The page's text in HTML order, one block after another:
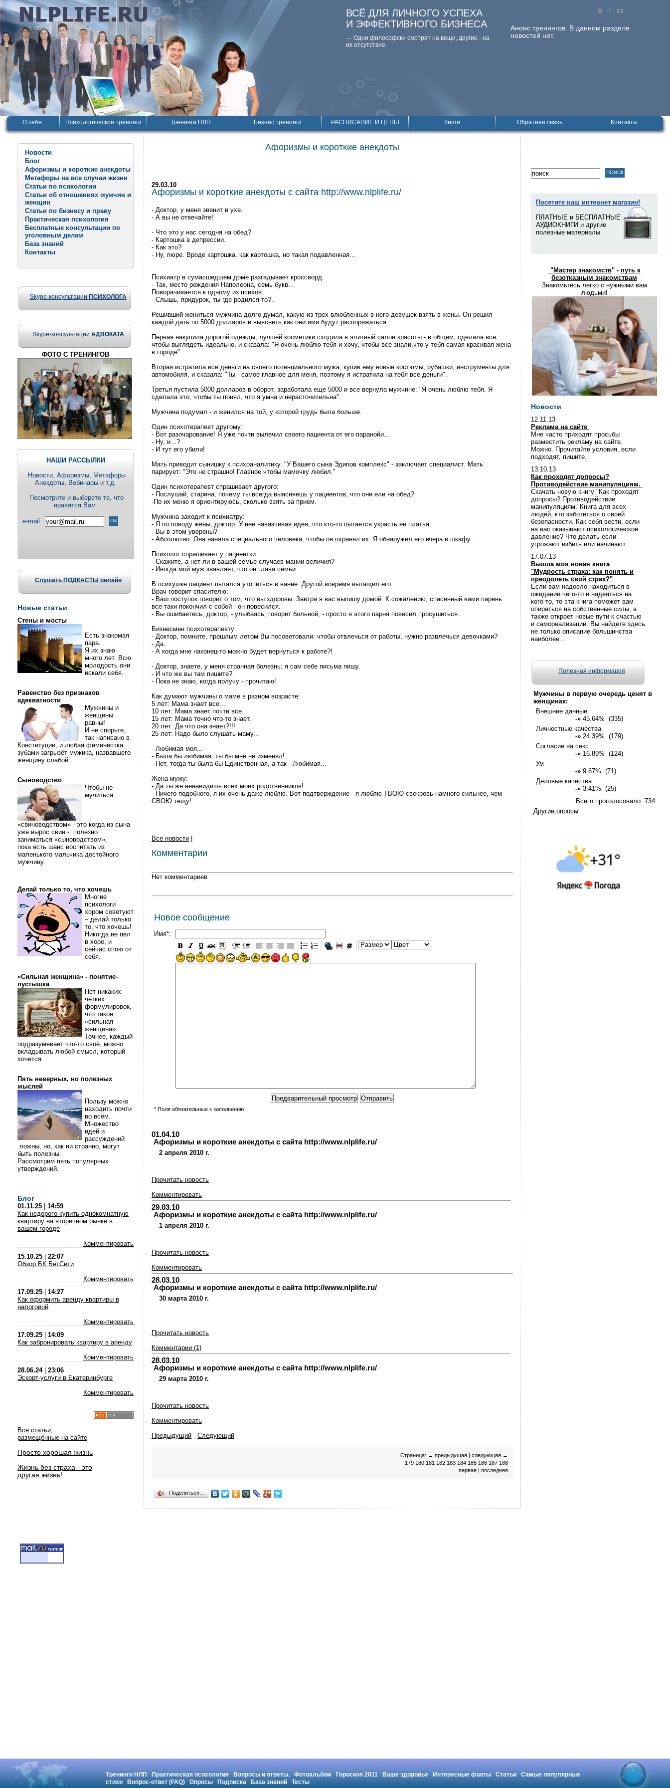
Анонс тренингов: В данном разделе
новостей нет.
ВСЁ ДЛЯ ЛИЧНОГО УСПЕХА
И ЭФФЕКТИВНОГО БИЗНЕСА
— Одни философски смотpят на вещи, дpугие - на
их отсутствие.
О себе Психологические тренинги Тренинги НЛП Бизнес тренинги РАСПИСАНИЕ И ЦЕНЫ Книги Обратная связь Контакты
Новости
Блог
Афоризмы и короткие анекдоты
Метафоры на все случаи жизни
Статьи по психологии
Статьи об отношениях мужчин и
женщин
Статьи по бизнесу и праву
Практическая психология
Бесплатные консультации по
уголовным делам
База знаний
Контакты
Skype-консультации ПСИХОЛОГА
Skype-консультации АДВОКАТА
ФОТО С ТРЕНИНГОВ
НАШИ РАССЫЛКИ
Новости, Aфоризмы, Метафоры
Анекдоты, Вебинары и т.д.
Посмотрите и выберете те, что
нравятся Вам.
e-mail
Слушать ПОДКАСТЫ онлайн
Новые статьи
Стены и мосты
Есть знакомая
пара.
Я их знаю
много лет. Всю
молодость они
искали себя.
Равенство без признаков
адекватности
Мужчины и
женщины
равны!
И не спорьте,
так написано в
Конституции, и любая феминистка
зубами загрызёт мужика, назвавшего
женщину слабой.
Сыноводство
Чтобы не
мучиться
«свиноводством» - это когда из сына
уже вырос свин - полезно
заниматься «сыноводством»,
пока есть шанс воспитать из
маленького мальчика достойного
мужчину.
Делай только то, что хочешь
Многие
психологи
хором советуют
– делай только
то, что хочешь!
Никогда не пел
в хоре, и
сейчас спою от
себя.
«Сильная женщина» - понятие-
пустышка
Нет никаких
чётких
формулировок,
что такое
«сильная
женщина».
Точнее, каждый
подразумевает что-то своё, можно
вкладывать любой смысл, который
хочется.
Пять неверных, но полезных
мыслей
Пользу можно
находить почти
во всём.
Множество
идей и
рассуждений
ложны, но, как ни странно, могут
быть полезны.
Рассмотрим пять популярных
утверждений.
Блог
01.11.25
14:59
Как недорого купить однокомнатную
квартиру на вторичном рынке в
вашем городе
Комментировать
15.10.25
22:07
Обзор БК БетСити
Комментировать
17.09.25
14:27
Как оформить аренду квартиры в
налоговой
Комментировать
17.09.25
14:09
Как забронировать квартиру в аренду
Комментировать
28.06.24| 23:06
Эскорт-услуги в Екатеринбурге
Комментировать
Все статьи,
размещённые на сайте
Просто хорошая жизнь
Жизнь без страха - это
другая жизнь!
Афоризмы и короткие анекдоты
29.03.10
Афоризмы и короткие анекдоты с сайта http://www.nlplife.ru/
- Доктор, у меня звенит в ухе.
- А вы не отвечайте!
- Что это у нас сегодня на обед?
- Картошка в депрессии.
- Как это?
- Ну, пюре. Вроде картошка, как картошка, но такая подавленная...
Психиатр в сумасшедшем доме разгадывает кроссворд.
- Так, место рождения Наполеона, семь букв...
Поворачивается к одному из психов:
- Слышь, придурок, ты где родился-то?..
Решивший жениться мужчина долго думал, какую из трех влюбленных в него девушек взять в жены. Он решил
каждой дать по 5000 долларов и выяснить,как они ими будут распоряжаться.
Первая накупила дорогой одежды, лучшей косметики,сходила в элитный салон красоты - в общем, сделала все,
чтобы выглядеть идеально, и сказала: "Я очень люблю тебя и хочу, чтобы все знали,что у тебя самая красивая жена
в городе".
Вторая истратила все деньги на своего потенциального мужа, купив ему новые костюмы, рубашки, инструменты для
автомобиля, и сказала: "Ты - самое главное для меня, поэтому я истратила на тебя все деньги".
Третья пустила 5000 долларов в оборот, заработала еще 5000 и все вернула мужчине: "Я очень люблю тебя. Я
сделала это, чтобы ты понял, что я умна и нерасточительна".
Мужчина подумал - и женился на той, у которой грудь была больше.
Один психотерапевт другому:
- Вот разочарование! Я уже почти вылечил своего пациента от его паранойи...
- Ну, и...?
- И тут его убили!
Мать приводит сынишку к психоаналитику. "У Вашего сына Эдипов комплекс" - заключает специалист. Мать
парирует: "Это не страшно! Главное чтобы мамочку любил."
Один психотерапевт спрашивает другого:
- Послушай, старина, почему ты всегда выясняешь у пациентов, что они ели на обед?
-По их меню я ориентируюсь, сколько взять за прием.
Мужчина заходит к психиатру:
- Я по поводу жены, доктор. У нее навязчивая идея, что кто-то пытается украсть ее платья.
- Вы в этом уверены?
- Абсолютно. Она наняла специального человека, чтобы он охранял их. Я обнаружил его вчера в шкафу...
Психолог спрашивает у пациентки:
- Скажите, а нет ли в вашей семье случаев мании величия?
- Иногда мой муж заявляет, что он глава семьи.
В психушке пациент пытался утопиться в ванне. Другой вовремя вытащил его.
Врач говорит спасителю:
- Ваш поступок говорит о том, что вы здоровы. Завтра я вас выпишу домой. К сожалению, спасенный вами парень
все-таки покончил с собой - он повесился.
- Вы ошибаетесь, доктор, - улыбаясь, говорит больной, - просто я этого парня повесил просушиться.
Бизнесмен психотерапевту:
- Доктор, помните, прошлым летом Вы посоветовали: чтобы отвлечься от работы, нужно развлечься девочками?
- Да.
- А когда мне наконец-то можно будет вернуться к работе?!
- Доктор, знаете, у меня странная болезнь: я сам себе письма пишу.
- И что же вы там пишите?
- Пока не знаю, когда получу - прочитаю!
Как думают мужчины о маме в разном возрасте:
5 лет: Мама знает все...
10 лет: Мама знает почти все.
15 лет: Мама точно что-то знает.
20 лет: Да что она знает?!!!
25 лет: Надо было слушать маму...
- Любимая моя...
- Была бы любимая, ты бы мне не изменял!
- Нет, тогда ты была бы Единственная, а так - Любимая...
Жена мужу:
- Да ты же ненавидишь всех моих родственников!
- Ничего подобного, я их очень даже люблю. Вот подтверждение - я люблю ТВОЮ свекровь намного сильнее, чем
СВОЮ тещу!
Все новости
Комментарии
Нет комментариев
Новое сообщение
Имя*:
* Поля обязательные к заполнению
01.04.10
Афоризмы и короткие анекдоты с сайта http://www.nlplife.ru/
2 апреля 2010 г.
Прочитать новость
Комментировать
29.03.10
Афоризмы и короткие анекдоты с сайта http://www.nlplife.ru/
1 апреля 2010 г.
Прочитать новость
Комментировать
28.03.10
Афоризмы и короткие анекдоты с сайта http://www.nlplife.ru/
30 марта 2010 г.
Прочитать новость
Комментарии (1)
28.03.10
Афоризмы и короткие анекдоты с сайта http://www.nlplife.ru/
29 марта 2010 г.
Прочитать новость
Комментировать
Предыдущий
Следующий
Страница: ← предыдущая | следующая →
179 180 181 182 183 184 185 186 187 188
первая | последняя
Поделиться…
Посетите наш интернет магазин!
ПЛАТНЫЕ и БЕСПЛАТНЫЕ
АУДИОКНИГИ и другие
полезные материалы
"Мастер знакомств" - путь к
безотказным знакомствам
Знакомьтесь легко с нужными вам
людьми!
Новости
12.11.13
Реклама на сайте
Мне часто приходят просьбы
разместить рекламу на сайте.
Можно. Прочитайте условия, если
подходят, пишите.
13.10.13
Как проходят допросы?
Противодействие манипуляциям.
Скачать новую книгу "Как проходят
допросы? Противодействие
манипуляциям."Книга для всех
людей, кто заботиться о своей
безопасности. Как себя вести, если
на вас оказывают психологическое
давление? Что делать если
угрожают избить или начинают...
17.07.13
Вышла моя новая книга
"Мудрость страха: как понять и
преодолеть свой страх?"
Если вам надоело находиться в
ожидании чего-то и надеяться на
кого-то, то эта книга поможет вам
опираться на собственные силы, а
также откроет новые пути к счастью
и самореализации. Вы найдете здесь
не только описание большинства
наиболее...
Полезная информация
Мужчины в первую очередь ценят в
женщинах:
Внешние данные
-» 45.64% (335)
Личностные качества
-» 24.39% (179)
Согласие на секс
-» 16.89% (124)
Ум
-» 9.67% (71)
Деловые качества
-» 3.41% (25)
Всего проголосовало: 734
Другие опросы
Тренинги НЛП Практическая психология Вопросы и ответы. Фотоальбом Гороскоп 2011 Ваше здоровье Интересные факты Статьи
Самые популярные
стихи
Вопрос-ответ (FAQ) Опросы Подписка База знаний Тесты